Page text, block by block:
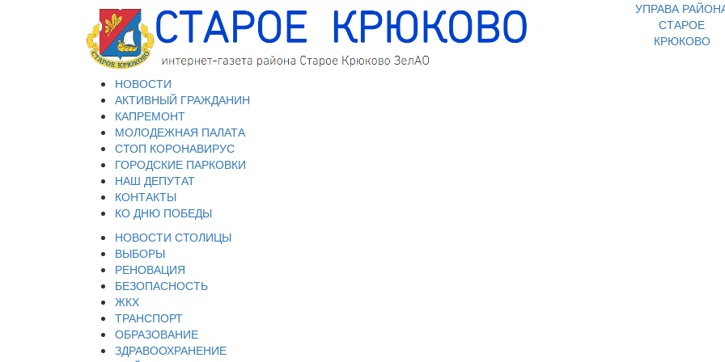
УПРАВА
СТАРОЕ
КРЮКОВО
НОВОСТИ
АКТИВНЫЙ ГРАЖДАНИН
КАПРЕМОНТ
МОЛОДЕЖНАЯ ПАЛАТА
СТОП КОРОНАВИРУС
ГОРОДСКИЕ ПАРКОВКИ
НАШ ДЕПУТАТ
КОНТАКТЫ
КО ДНЮ ПОБЕДЫ
НОВОСТИ СТОЛИЦЫ
ВЫБОРЫ
РЕНОВАЦИЯ
БЕЗОПАСНОСТЬ
ЖКХ
ТРАНСПОРТ
ОБРАЗОВАНИЕ
ЗДРАВООХРАНЕНИЕ